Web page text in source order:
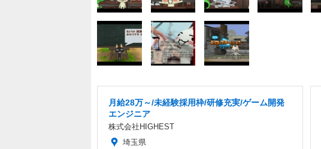
月給28万～/未経験採用枠/研修充実/ゲーム開発
エンジニア
株式会社HIGHEST
埼玉県